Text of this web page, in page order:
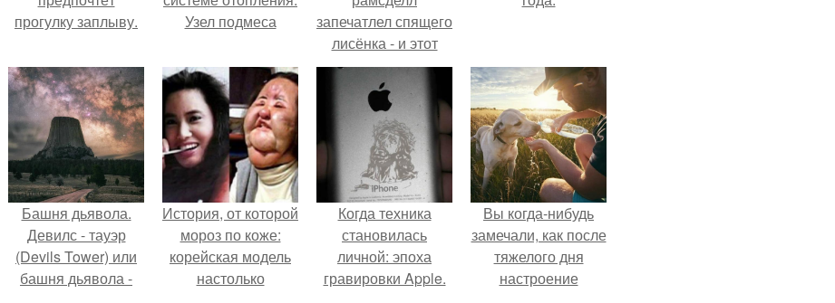
прогулку заплыву.
Узел подмеса
запечатлел спящего
лисёнка - и этот
кадр способен
растопить даже
самое суровое
сердце.
Башня дьявола.
Девилс - тауэр
(Devils Tower) или
башня дьявола -
История, от которой
мороз по коже:
корейская модель
настолько
Когда техника
становилась
личной: эпоха
гравировки Apple.
Вы когда-нибудь
замечали, как после
тяжелого дня
настроение